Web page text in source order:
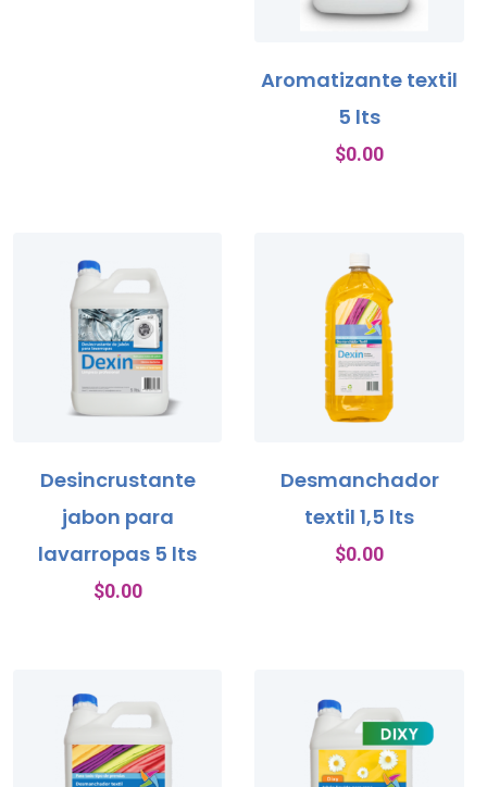
Aromatizante textil
5 lts
$0.00
Desincrustante
jabon para
lavarropas 5 lts
$0.00
Desmanchador
textil 1,5 lts
$0.00